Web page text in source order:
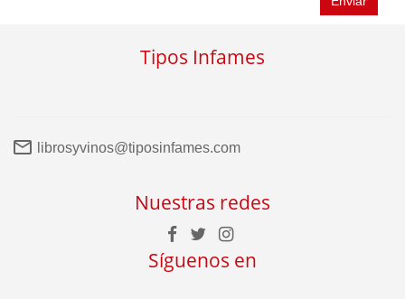
Tipos Infames
librosyvinos@tiposinfames.com
Nuestras redes
Síguenos en